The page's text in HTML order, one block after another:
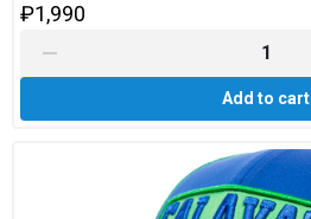
₽1,990
Add to cart